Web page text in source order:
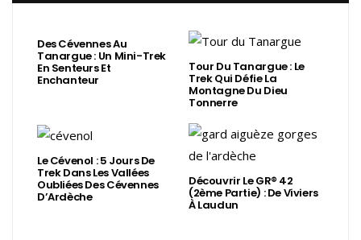
Des Cévennes Au
Tanargue : Un Mini-Trek
En Senteurs Et
Enchanteur
Tour Du Tanargue : Le
Trek Qui Défie La
Montagne Du Dieu
Tonnerre
Le Cévenol : 5 Jours De
Trek Dans Les Vallées
Oubliées Des Cévennes
D’Ardèche
Découvrir Le GR® 42
(2ème Partie) : De Viviers
À Laudun